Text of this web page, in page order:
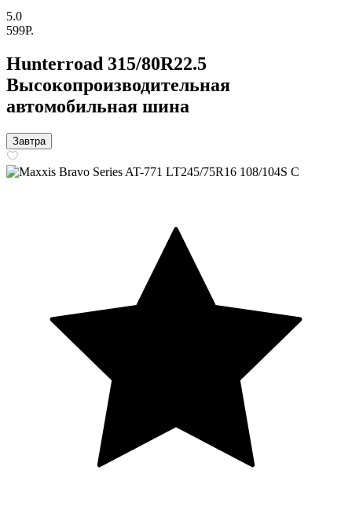
5.0
599P.
Hunterroad 315/80R22.5
Высокопроизводительная
автомобильная шина
Завтра